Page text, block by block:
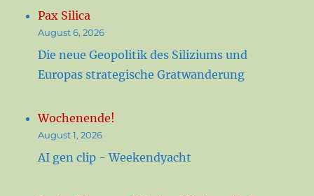
Pax Silica
August 6, 2026
Die neue Geopolitik des Siliziums und
Europas strategische Gratwanderung
Wochenende!
August 1, 2026
AI gen clip - Weekendyacht